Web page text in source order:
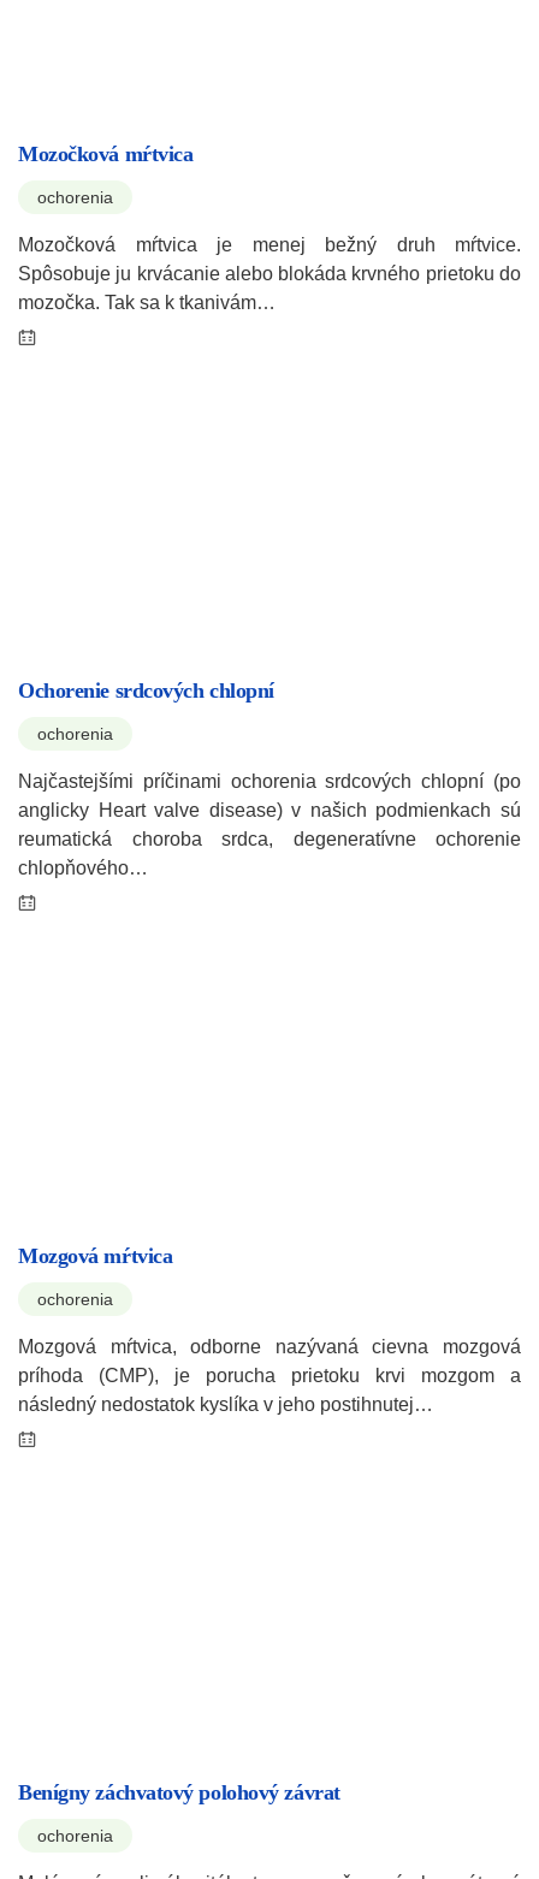
Mozočková mŕtvica
ochorenia
Mozočková mŕtvica je menej bežný druh mŕtvice.
Spôsobuje ju krvácanie alebo blokáda krvného prietoku do
mozočka. Tak sa k tkanivám…
Ochorenie srdcových chlopní
ochorenia
Najčastejšími príčinami ochorenia srdcových chlopní (po
anglicky Heart valve disease) v našich podmienkach sú
reumatická choroba srdca, degeneratívne ochorenie
chlopňového…
Mozgová mŕtvica
ochorenia
Mozgová mŕtvica, odborne nazývaná cievna mozgová
príhoda (CMP), je porucha prietoku krvi mozgom a
následný nedostatok kyslíka v jeho postihnutej…
Benígny záchvatový polohový závrat
ochorenia